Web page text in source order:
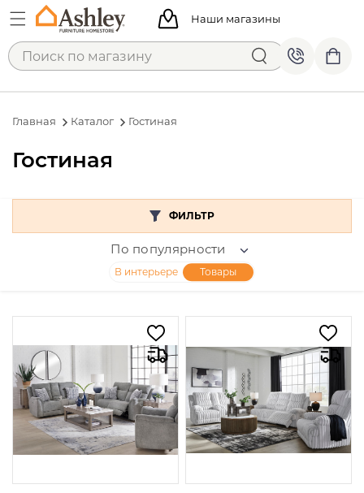
Наши магазины
Главная Каталог Гостиная
Гостиная
ФИЛЬТР
По популярности
В интерьере Товары
Категории
Гостиные комплекты
Журнальные столики